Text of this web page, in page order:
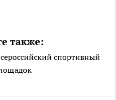
также:
спортивный